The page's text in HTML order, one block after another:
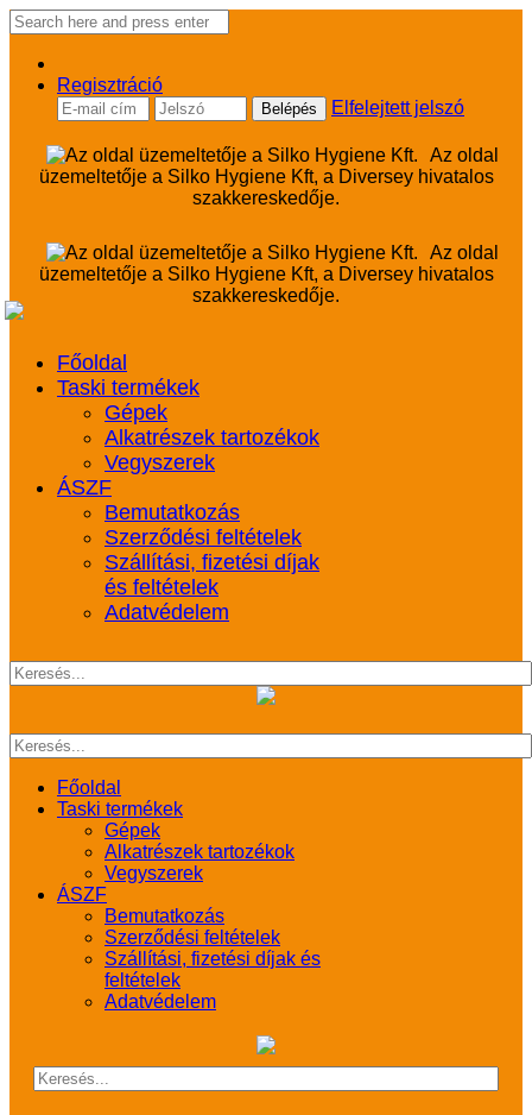
Regisztráció
Elfelejtett jelszó
Az oldal
üzemeltetője a Silko Hygiene Kft, a Diversey hivatalos
szakkereskedője.
Az oldal
üzemeltetője a Silko Hygiene Kft, a Diversey hivatalos
szakkereskedője.
Főoldal
Taski termékek
Gépek
Alkatrészek tartozékok
Vegyszerek
ÁSZF
Bemutatkozás
Szerződési feltételek
Szállítási, fizetési díjak
és feltételek
Adatvédelem
Főoldal
Taski termékek
Gépek
Alkatrészek tartozékok
Vegyszerek
ÁSZF
Bemutatkozás
Szerződési feltételek
Szállítási, fizetési díjak és
feltételek
Adatvédelem